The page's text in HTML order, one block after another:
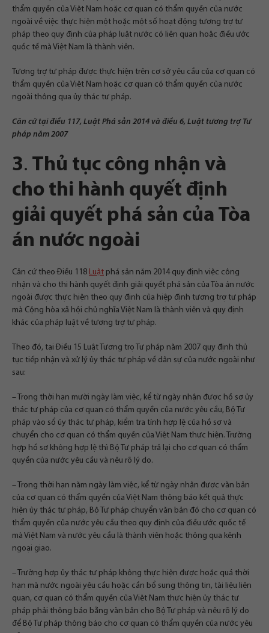
thẩm quyền của Việt Nam hoặc cơ quan có thẩm quyền của nước
ngoài về việc thực hiện một hoặc một số hoạt động tương trợ tư
pháp theo quy định của pháp luật nước có liên quan hoặc điều ước
quốc tế mà Việt Nam là thành viên.
Tương trợ tư pháp được thực hiện trên cơ sở yêu cầu của cơ quan có
thẩm quyền của Việt Nam hoặc cơ quan có thẩm quyền của nước
ngoài thông qua ủy thác tư pháp.
Căn cứ tại điều 117, Luật Phá sản 2014 và điều 6, Luật tương trợ Tư
pháp năm 2007
3. Thủ tục công nhận và
cho thi hành quyết định
giải quyết phá sản của Tòa
án nước ngoài
Căn cứ theo Điều 118 Luật phá sản năm 2014 quy định việc công
nhận và cho thi hành quyết định giải quyết phá sản của Tòa án nước
ngoài được thực hiện theo quy định của hiệp định tương trợ tư pháp
mà Cộng hòa xã hội chủ nghĩa Việt Nam là thành viên và quy định
khác của pháp luật về tương trợ tư pháp.
Theo đó, tại Điều 15 Luật Tương trọ Tư pháp năm 2007 quy định thủ
tục tiếp nhận và xử lý ủy thác tư pháp về dân sự của nước ngoài như
sau:
– Trong thời hạn mười ngày làm việc, kể từ ngày nhận được hồ sơ ủy
thác tư pháp của cơ quan có thẩm quyền của nước yêu cầu, Bộ Tư
pháp vào sổ ủy thác tư pháp, kiểm tra tính hợp lệ của hồ sơ và
chuyển cho cơ quan có thẩm quyền của Việt Nam thực hiện. Trường
hợp hồ sơ không hợp lệ thì Bộ Tư pháp trả lại cho cơ quan có thẩm
quyền của nước yêu cầu và nêu rõ lý do.
– Trong thời hạn năm ngày làm việc, kể từ ngày nhận được văn bản
của cơ quan có thẩm quyền của Việt Nam thông báo kết quả thực
hiện ủy thác tư pháp, Bộ Tư pháp chuyển văn bản đó cho cơ quan có
thẩm quyền của nước yêu cầu theo quy định của điều ước quốc tế
mà Việt Nam và nước yêu cầu là thành viên hoặc thông qua kênh
ngoại giao.
– Trường hợp ủy thác tư pháp không thực hiện được hoặc quá thời
hạn mà nước ngoài yêu cầu hoặc cần bổ sung thông tin, tài liệu liên
quan, cơ quan có thẩm quyền của Việt Nam thực hiện ủy thác tư
pháp phải thông báo bằng văn bản cho Bộ Tư pháp và nêu rõ lý do
để Bộ Tư pháp thông báo cho cơ quan có thẩm quyền của nước yêu